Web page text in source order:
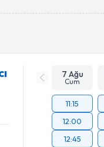
7 Ağu
Cum
11:15
12:00
12:45